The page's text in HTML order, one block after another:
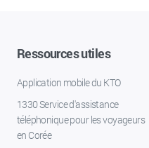
Ressources utiles
Application mobile du KTO
1330 Service d'assistance
téléphonique pour les voyageurs
en Corée